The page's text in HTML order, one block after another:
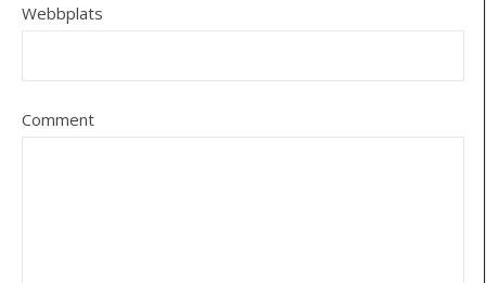
Webbplats
Comment